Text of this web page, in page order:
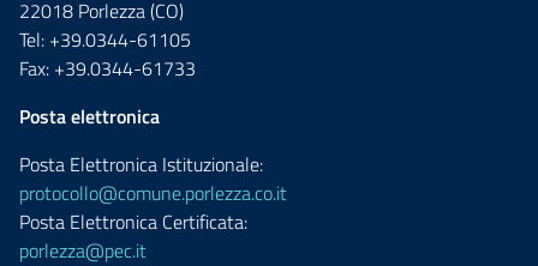
22018 Porlezza (CO)
Tel: +39.0344-61105
Fax: +39.0344-61733
Posta elettronica
Posta Elettronica Istituzionale:
protocollo@comune.porlezza.co.it
Posta Elettronica Certificata:
porlezza@pec.it